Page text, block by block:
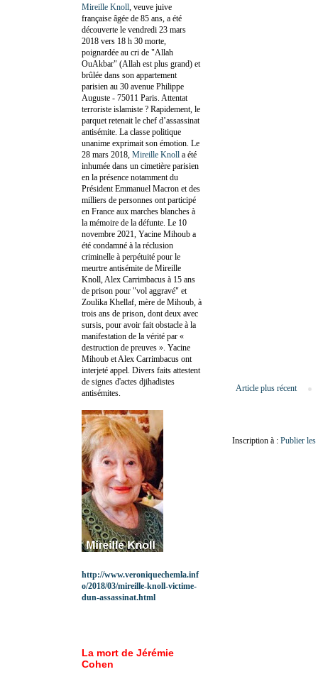
Article plus récent
Inscription à : Publier
Mireille Knoll , veuve juive
française âgée de 85 ans, a été
découverte le vendredi 23 mars
2018 vers 18 h 30 morte,
poignardée au cri de "Allah
OuAkbar" (Allah est plus grand) et
brûlée dans son appartement
parisien au 30 avenue Philippe
Auguste - 75011 Paris. Attentat
terroriste islamiste ? Rapidement, le
parquet retenait le chef d’assassinat
antisémite. La classe politique
unanime exprimait son émotion. Le
28 mars 2018, Mireille Knoll a été
inhumée dans un cimetière parisien
en la présence notamment du
Président Emmanuel Macron et des
milliers de personnes ont participé
en France aux marches blanches à
la mémoire de la défunte. Le 10
novembre 2021, Yacine Mihoub a
été condamné à la réclusion
criminelle à perpétuité pour le
meurtre antisémite de Mireille
Knoll, Alex Carrimbacus à 15 ans
de prison pour "vol aggravé" et
Zoulika Khellaf, mère de Mihoub, à
trois ans de prison, dont deux avec
sursis, pour avoir fait obstacle à la
manifestation de la vérité par «
destruction de preuves ». Yacine
Mihoub et Alex Carrimbacus ont
interjeté appel. Divers faits attestent
de signes d'actes djihadistes
antisémites.
http://www.veroniquechemla.inf
o/2018/03/mireille-knoll-victime-
dun-assassinat.html
La mort de Jérémie
Cohen